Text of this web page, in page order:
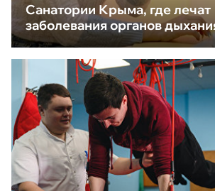
Санатории Крыма, где лечат
заболевания органов